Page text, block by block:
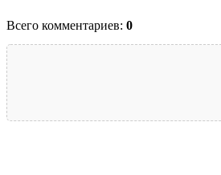
Всего комментариев: 0